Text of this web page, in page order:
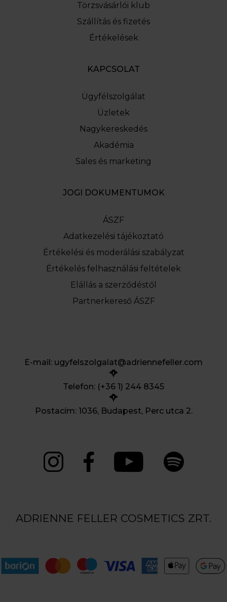
Törzsvásárlói klub
Szállítás és fizetés
Értékelések
KAPCSOLAT
Ügyfélszolgálat
Üzletek
Nagykereskedés
Akadémia
Sales és marketing
JOGI DOKUMENTUMOK
ÁSZF
Adatkezelési tájékoztató
Értékelési és moderálási szabályzat
Értékelés felhasználási feltételek
Elállás a szerződéstől
Partnerkereső ÁSZF
E-mail: ugyfelszolgalat@adriennefeller.com
Telefon: (+36 1) 244 8345
Postacím: 1036, Budapest, Perc utca 2.
ADRIENNE FELLER COSMETICS ZRT.